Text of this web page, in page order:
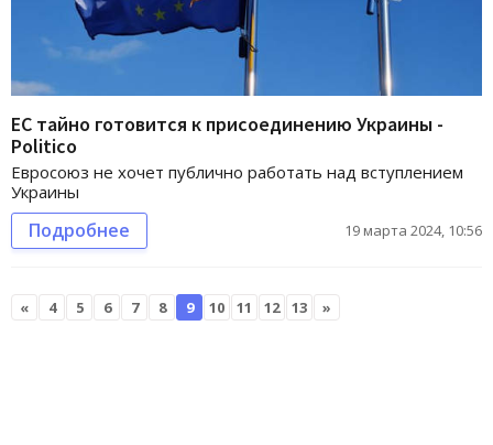
ЕС тайно готовится к присоединению Украины -
Politico
Евросоюз не хочет публично работать над вступлением
Украины
Подробнее 19 марта 2024, 10:56
« 4 5 6 7 8 9 10 11 12 13 »